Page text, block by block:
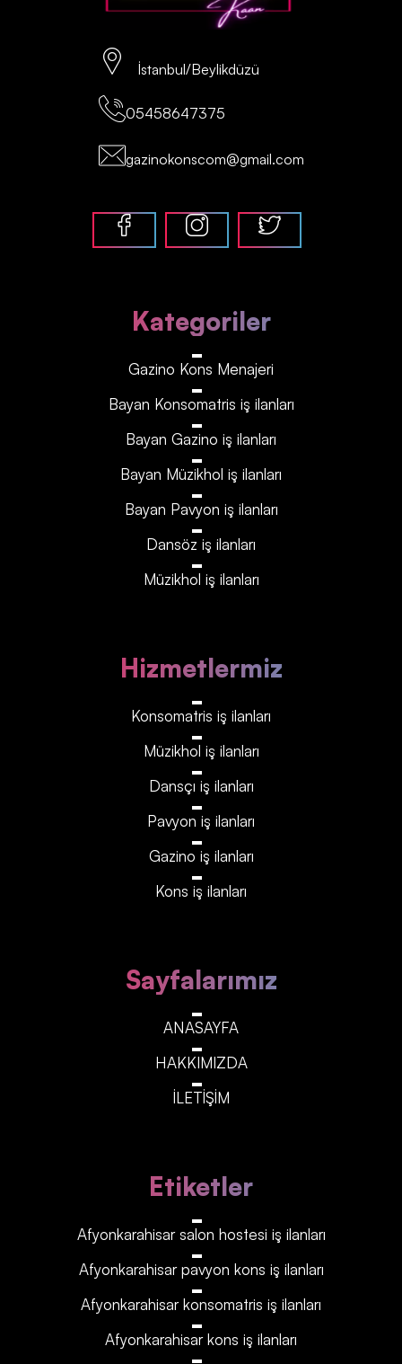
İstanbul/Beylikdüzü
05458647375
gazinokonscom@gmail.com
Kategoriler
Gazino Kons Menajeri
Bayan Konsomatris iş ilanları
Bayan Gazino iş ilanları
Bayan Müzikhol iş ilanları
Bayan Pavyon iş ilanları
Dansöz iş ilanları
Müzikhol iş ilanları
Hizmetlermiz
Konsomatris iş ilanları
Müzikhol iş ilanları
Dansçı iş ilanları
Pavyon iş ilanları
Gazino iş ilanları
Kons iş ilanları
Sayfalarımız
ANASAYFA
HAKKIMIZDA
İLETİŞİM
Etiketler
Afyonkarahisar‎‎‎‎ salon hostesi iş ilanları
Afyonkarahisar‎‎‎‎ pavyon kons iş ilanları
Afyonkarahisar‎‎‎‎ konsomatris iş ilanları
Afyonkarahisar‎‎‎‎ kons iş ilanları